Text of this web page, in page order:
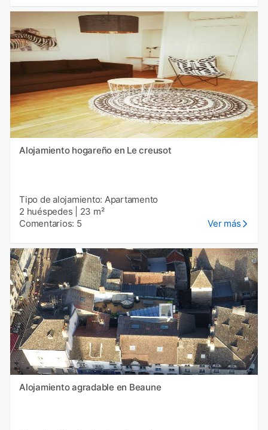
Alojamiento hogareño en Le creusot
Tipo de alojamiento: Apartamento
2 huéspedes
23 m²
Comentarios: 5
Ver más
Alojamiento agradable en Beaune